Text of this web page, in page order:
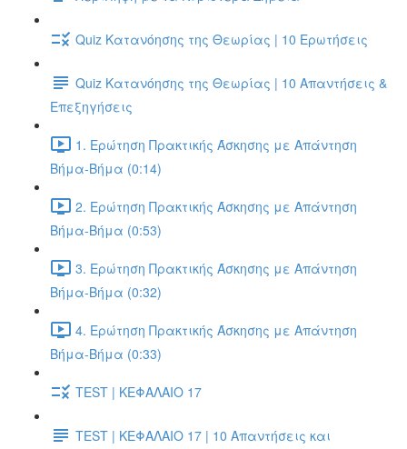
Quiz Κατανόησης της Θεωρίας | 10 Ερωτήσεις
Quiz Κατανόησης της Θεωρίας | 10 Απαντήσεις &
Επεξηγήσεις
1. Ερώτηση Πρακτικής Άσκησης με Απάντηση
Βήμα-Βήμα (0:14)
2. Ερώτηση Πρακτικής Άσκησης με Απάντηση
Βήμα-Βήμα (0:53)
3. Ερώτηση Πρακτικής Άσκησης με Απάντηση
Βήμα-Βήμα (0:32)
4. Ερώτηση Πρακτικής Άσκησης με Απάντηση
Βήμα-Βήμα (0:33)
TEST | ΚΕΦΑΛΑΙΟ 17
TEST | ΚΕΦΑΛΑΙΟ 17 | 10 Απαντήσεις και